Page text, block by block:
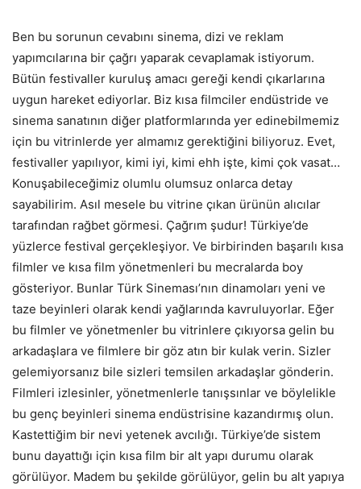
Ben bu sorunun cevabını sinema, dizi ve reklam
yapımcılarına bir çağrı yaparak cevaplamak istiyorum.
Bütün festivaller kuruluş amacı gereği kendi çıkarlarına
uygun hareket ediyorlar. Biz kısa filmciler endüstride ve
sinema sanatının diğer platformlarında yer edinebilmemiz
için bu vitrinlerde yer almamız gerektiğini biliyoruz. Evet,
festivaller yapılıyor, kimi iyi, kimi ehh işte, kimi çok vasat…
Konuşabileceğimiz olumlu olumsuz onlarca detay
sayabilirim. Asıl mesele bu vitrine çıkan ürünün alıcılar
tarafından rağbet görmesi. Çağrım şudur! Türkiye’de
yüzlerce festival gerçekleşiyor. Ve birbirinden başarılı kısa
filmler ve kısa film yönetmenleri bu mecralarda boy
gösteriyor. Bunlar Türk Sineması’nın dinamoları yeni ve
taze beyinleri olarak kendi yağlarında kavruluyorlar. Eğer
bu filmler ve yönetmenler bu vitrinlere çıkıyorsa gelin bu
arkadaşlara ve filmlere bir göz atın bir kulak verin. Sizler
gelemiyorsanız bile sizleri temsilen arkadaşlar gönderin.
Filmleri izlesinler, yönetmenlerle tanışsınlar ve böylelikle
bu genç beyinleri sinema endüstrisine kazandırmış olun.
Kastettiğim bir nevi yetenek avcılığı. Türkiye’de sistem
bunu dayattığı için kısa film bir alt yapı durumu olarak
görülüyor. Madem bu şekilde görülüyor, gelin bu alt yapıya